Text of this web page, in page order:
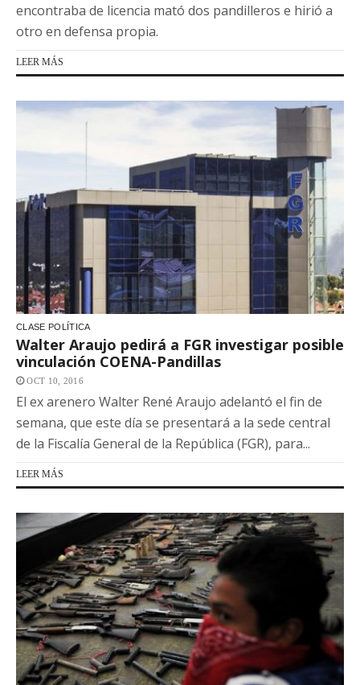
encontraba de licencia mató dos pandilleros e hirió a
otro en defensa propia.
LEER MÁS
CLASE POLÍTICA
Walter Araujo pedirá a FGR investigar posible
vinculación COENA-Pandillas
OCT 10, 2016
El ex arenero Walter René Araujo adelantó el fin de
semana, que este día se presentará a la sede central
de la Fiscalía General de la República (FGR), para...
LEER MÁS